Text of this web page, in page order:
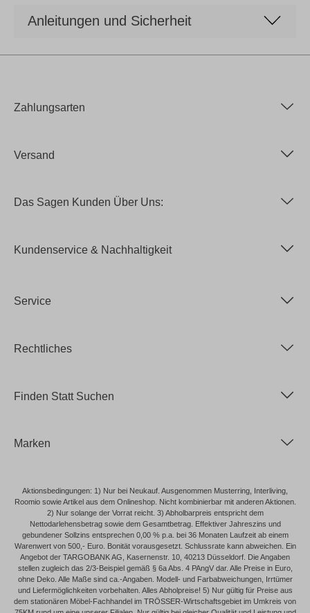
Anleitungen und Sicherheit
Zahlungsarten
Versand
Das Sagen Kunden Über Uns:
Kundenservice & Nachhaltigkeit
Service
Rechtliches
Finden Statt Suchen
Marken
Aktionsbedingungen: 1) Nur bei Neukauf. Ausgenommen Musterring, Interliving,
Roomio sowie Artikel aus dem Onlineshop. Nicht kombinierbar mit anderen Aktionen.
2) Nur solange der Vorrat reicht. 3) Abholbarpreis entspricht dem
Nettodarlehensbetrag sowie dem Gesamtbetrag. Effektiver Jahreszins und
gebundener Sollzins entsprechen 0,00 % p.a. bei 36 Monaten Laufzeit ab einem
Warenwert von 500,- Euro. Bonität vorausgesetzt. Schlussrate kann abweichen. Ein
Angebot der TARGOBANK AG, Kasernenstr. 10, 40213 Düsseldorf. Die Angaben
stellen zugleich das 2/3-Beispiel gemäß § 6a Abs. 4 PAngV dar. Alle Preise in Euro,
ohne Deko. Alle Maße sind ca.-Angaben. Modell- und Farbabweichungen, Irrtümer
und Liefermöglichkeiten vorbehalten. Alles Abholpreise! 5) Nur gültig für Preise aus
dem stationären Möbel-Fachhandel im TRÖSSER-Wirtschaftsgebiet im Umkreis von